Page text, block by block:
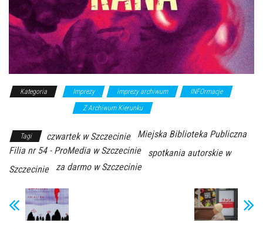
Kategoria Imprezy imprezy archiwum
INFOrmacje
Z Archiwum Kierunku
Tagi czwartek w Szczecinie
Miejska Biblioteka Publiczna
Filia nr 54 - ProMedia w Szczecinie
spotkania autorskie w
Szczecinie
za darmo w Szczecinie